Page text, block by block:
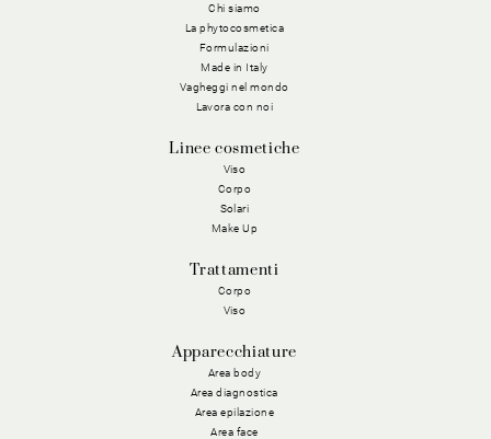
Chi siamo
La phytocosmetica
Formulazioni
Made in Italy
Vagheggi nel mondo
Lavora con noi
Linee cosmetiche
Viso
Corpo
Solari
Make Up
Trattamenti
Corpo
Viso
Apparecchiature
Area body
Area diagnostica
Area epilazione
Area face